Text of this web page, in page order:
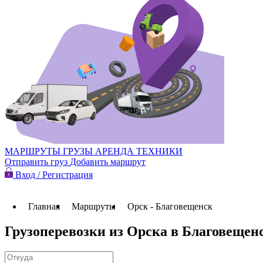
МАРШРУТЫ ГРУЗЫ АРЕНДА ТЕХНИКИ
Отправить груз Добавить маршрут
Вход / Регистрация
Главная Маршруты Орск - Благовещенск
Грузоперевозки из Орска в